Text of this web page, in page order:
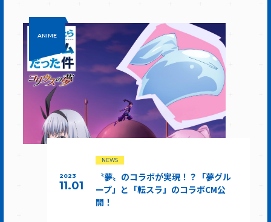
ANIME
2023
11.01
NEWS
〝夢〟のコラボが実現！？「夢グル
ープ」と「転スラ」のコラボCM公
開！